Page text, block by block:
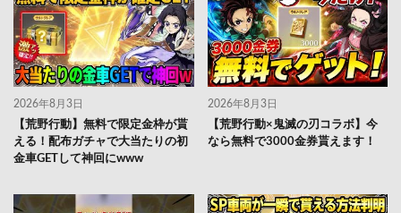
2026年8月3日
【荒野行動】無料で限定金枠が貰
える！配布ガチャで大当たりの初
金車GETして神回にwww
2026年8月3日
【荒野行動×鬼滅の刃コラボ】今
なら無料で3000金券貰えます！